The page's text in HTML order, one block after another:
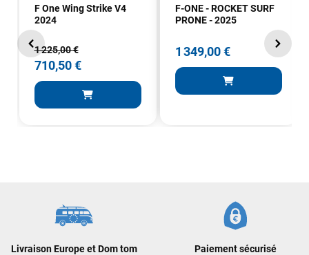
F One Wing Strike V4
2024
1 225,00 €
710,50 €
F-ONE - ROCKET SURF
PRONE - 2025
1 349,00 €
Livraison Europe et Dom tom Paiement sécurisé